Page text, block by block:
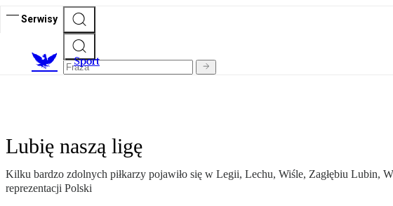
Serwisy
Sport
Lubię naszą ligę
Kilku bardzo zdolnych piłkarzy pojawiło się w Legii, Lechu, Wiśle, Zagłębiu Lubin,
reprezentacji Polski